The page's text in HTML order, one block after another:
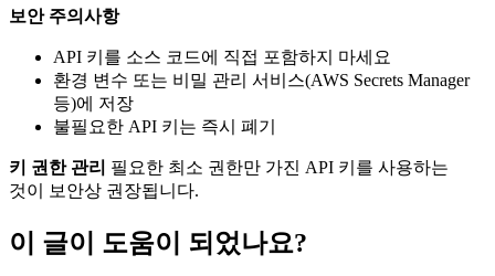
보안 주의사항
API 키를 소스 코드에 직접 포함하지 마세요
환경 변수 또는 비밀 관리 서비스(AWS Secrets Manager
등)에 저장
불필요한 API 키는 즉시 폐기
키 권한 관리 필요한 최소 권한만 가진 API 키를 사용하는
것이 보안상 권장됩니다.
이 글이 도움이 되었나요?